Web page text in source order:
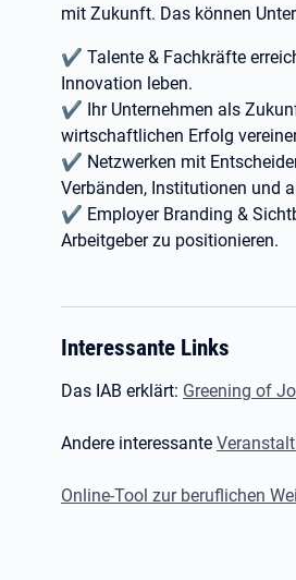
mit Zukunft. Das können
✔ Talente & Fachkräfte
Innovation leben.
✔ Ihr Unternehmen als
wirtschaftlichen Erfolg
✔ Netzwerken mit
Verbänden, Institutionen und
✔ Employer Branding &
Arbeitgeber zu positionieren.
Interessante Links
Das IAB erklärt: Greening of
Andere interessante
Online-Tool zur beruflichen